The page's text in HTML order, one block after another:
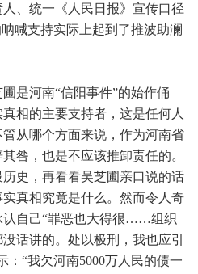
、统一《人民日报》宣传口径
喊支持实际上起到了推波助澜
是河南“信阳事件”的始作俑
相的主要支持者，这是任何人
从哪个方面来说，作为河南省
咎，也是不应该推卸责任的。
史，再看看吴芝圃亲口说的话
真相究竟是什么。然而令人奇
认自己“罪恶也大得很……组织
话讲的。处以极刑，我也应引
：“我欠河南5000万人民的债一